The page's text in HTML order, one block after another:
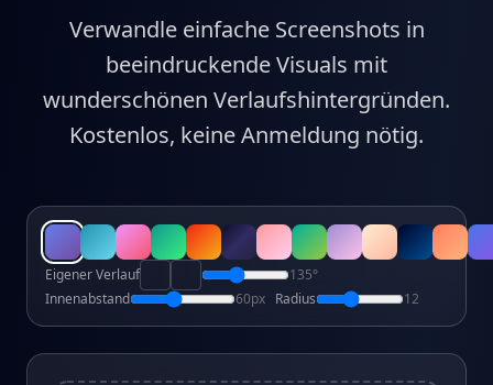
Verwandle einfache Screenshots in
beeindruckende Visuals mit
wunderschönen Verlaufshintergründen.
Kostenlos, keine Anmeldung nötig.
Eigener Verlauf 135°
Innenabstand
60px Radius 12